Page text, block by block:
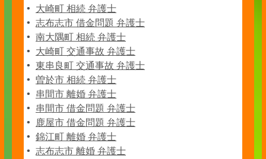
大崎町 相続 弁護士
志布志市 借金問題 弁護士
南大隅町 相続 弁護士
大崎町 交通事故 弁護士
東串良町 交通事故 弁護士
曽於市 相続 弁護士
串間市 離婚 弁護士
串間市 借金問題 弁護士
鹿屋市 借金問題 弁護士
錦江町 離婚 弁護士
志布志市 離婚 弁護士